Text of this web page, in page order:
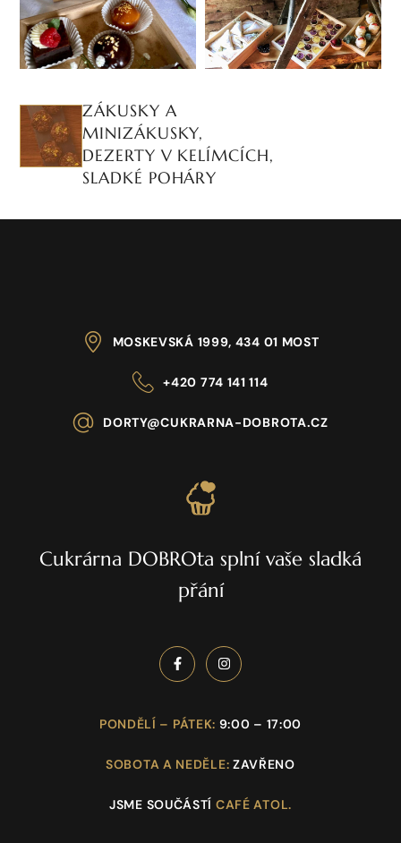
ZÁKUSKY A
MINIZÁKUSKY,
DEZERTY V KELÍMCÍCH,
SLADKÉ POHÁRY
MOSKEVSKÁ 1999, 434 01 MOST
+420 774 141 114
DORTY@CUKRARNA-DOBROTA.CZ
Cukrárna DOBROta splní vaše sladká
přání
PONDĚLÍ – PÁTEK: 9:00 – 17:00
SOBOTA A NEDĚLE: ZAVŘENO
JSME SOUČÁSTÍ CAFÉ ATOL.